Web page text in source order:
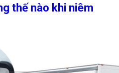
thế nào khi niêm